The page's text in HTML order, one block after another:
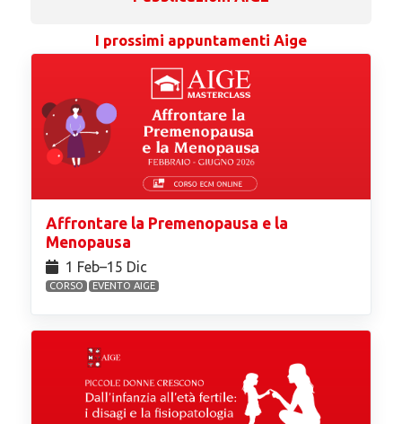
I prossimi appuntamenti Aige
Affrontare la Premenopausa e la
Menopausa
1 Feb⁠–15 Dic
CORSO EVENTO AIGE